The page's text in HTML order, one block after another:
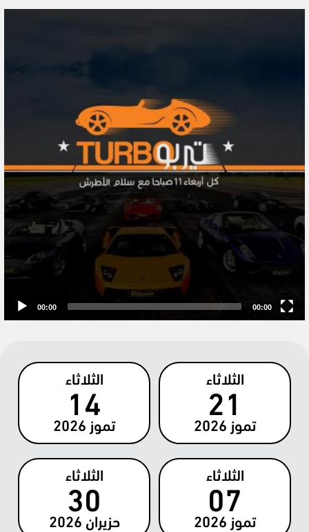
00:00 00:00
الثلاثاء
21
تموز 2026
الثلاثاء
14
تموز 2026
الثلاثاء
07
تموز 2026
الثلاثاء
30
حزيران 2026